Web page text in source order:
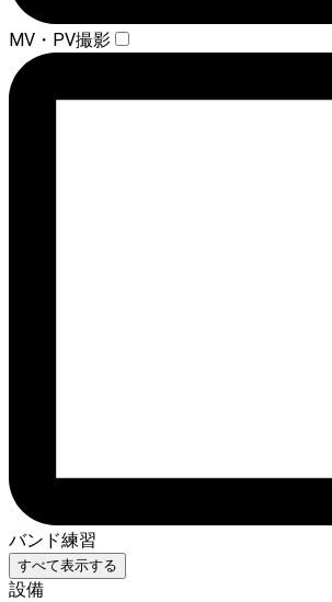
MV・PV撮影
バンド練習
すべて表示する
設備